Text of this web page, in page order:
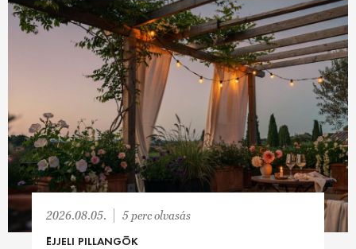
2026.08.05. 5 perc olvasás
ÉJJELI PILLANGÓK